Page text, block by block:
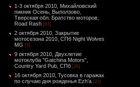
1-3 октября 2010, Михайловский
пикник Осень, Выползово,
Тверская обл. Братство моторов,
Road Rash [63]
2 октября 2010, Закрытие
мотосезона 2010, СПб Night Wolves
MG [3]
9 октября 2010, Двухлетие
мотоклуба "Gatchina Motors",
Country Yard Pub, СПб [28]
16 октября 2010, Тусовка в гаражах
по случаю дня рожденья Ezh'а [22]